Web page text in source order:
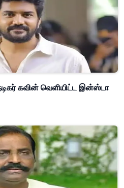
கவின் வெளியிட்ட இன்ஸ்டா